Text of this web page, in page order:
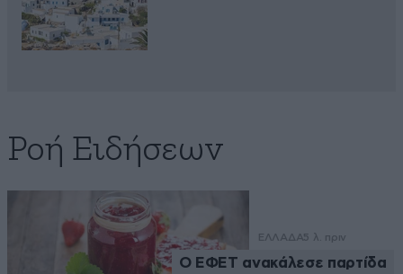
Ροή Ειδήσεων
ΕΛΛΑΔΑ5 λ. πριν
Ο ΕΦΕΤ ανακάλεσε παρτίδα